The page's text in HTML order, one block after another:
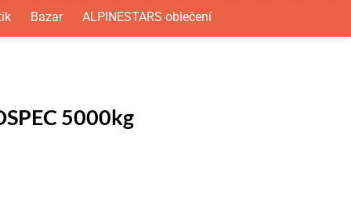
Bazar ALPINESTARS oblečení
5000kg
množství